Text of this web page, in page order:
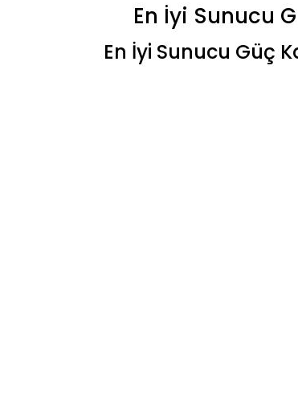
En İyi Sunucu
En İyi Sunucu Güç